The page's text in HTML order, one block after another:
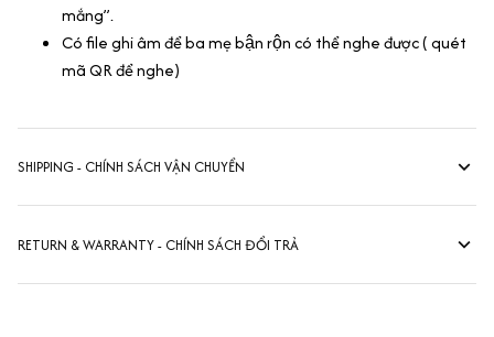
mắng”.
Có file ghi âm để ba mẹ bận rộn có thể nghe được ( quét
mã QR để nghe)
SHIPPING - CHÍNH SÁCH VẬN CHUYỂN
RETURN & WARRANTY - CHÍNH SÁCH ĐỔI TRẢ